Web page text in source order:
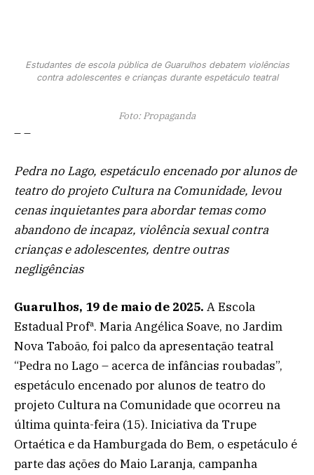
Estudantes de escola pública de Guarulhos debatem violências
contra adolescentes e crianças durante espetáculo teatral
Foto: Propaganda
– –
Pedra no Lago, espetáculo encenado por alunos de
teatro do projeto Cultura na Comunidade, levou
cenas inquietantes para abordar temas como
abandono de incapaz, violência sexual contra
crianças e adolescentes, dentre outras
negligências
Guarulhos, 19 de maio de 2025. A Escola
Estadual Profª. Maria Angélica Soave, no Jardim
Nova Taboão, foi palco da apresentação teatral
“Pedra no Lago – acerca de infâncias roubadas”,
espetáculo encenado por alunos de teatro do
projeto Cultura na Comunidade que ocorreu na
última quinta-feira (15). Iniciativa da Trupe
Ortaética e da Hamburgada do Bem, o espetáculo é
parte das ações do Maio Laranja, campanha